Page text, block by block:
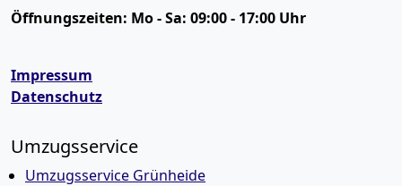
Öffnungszeiten: Mo - Sa: 09:00 - 17:00 Uhr
Impressum
Datenschutz
Umzugsservice
Umzugsservice Grünheide